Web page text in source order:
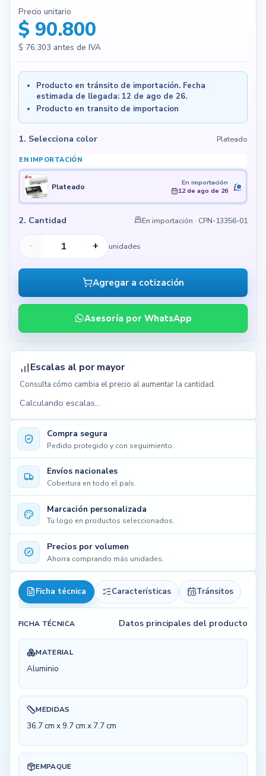
Compra segura
Pedido protegido y con seguimiento.
Envíos nacionales
Cobertura en todo el país.
Marcación personalizada
Tu logo en productos seleccionados.
Precios por volumen
Ahorra comprando más unidades.
Ficha técnica Características Tránsitos
FICHA TÉCNICA Datos principales del producto
MATERIAL
Aluminio
MEDIDAS
36.7 cm x 9.7 cm x 7.7 cm
EMPAQUE
Precio unitario
$ 90.800
$ 76.303 antes de IVA
Producto en tránsito de importación. Fecha
estimada de llegada: 12 de ago de 26.
Producto en transito de importacion
1. Selecciona color Plateado
EN IMPORTACIÓN
Plateado
En importación
12 de ago de 26
2. Cantidad En importación · CPN-13356-01
- + unidades
Agregar a cotización
Asesoría por WhatsApp
Escalas al por mayor
Consulta cómo cambia el precio al aumentar la cantidad.
Calculando escalas...